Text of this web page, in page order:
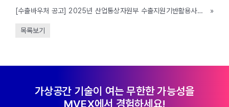
[수출바우처 공고] 2025년 산업통상자원부 수출지원기반활용사업(산업 글로벌 진출역량 강화 사업) 참여기업 모집 공고 (~1/10 18:00까지)
»
목록보기
가상공간 기술이 여는 무한한 가능성을
MVEX에서 경험하세요!